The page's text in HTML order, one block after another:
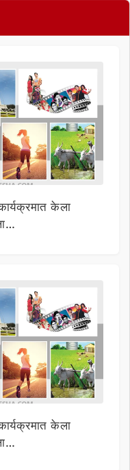
केला
केला